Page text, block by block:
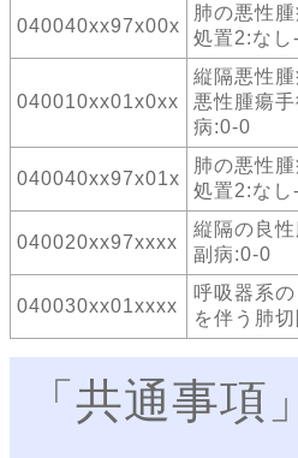
040040xx97x00x
肺の悪性
処置2:な
040010xx01x0xx
縦隔悪性
悪性腫瘍
病:0-0
040040xx97x01x
肺の悪性
処置2:な
040020xx97xxxx
縦隔の良
副病:0-0
040030xx01xxxx
呼吸器系
を伴う肺
「共通事